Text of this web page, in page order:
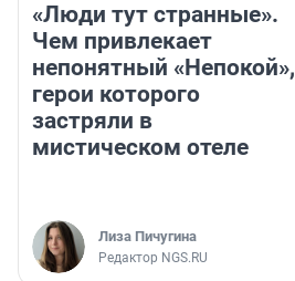
«Люди тут странные».
Чем привлекает
непонятный «Непокой»,
герои которого
застряли в
мистическом отеле
Лиза Пичугина
Редактор NGS.RU